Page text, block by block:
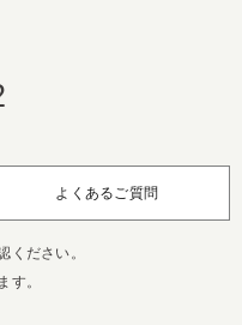
よくあるご質問
ください。
す。